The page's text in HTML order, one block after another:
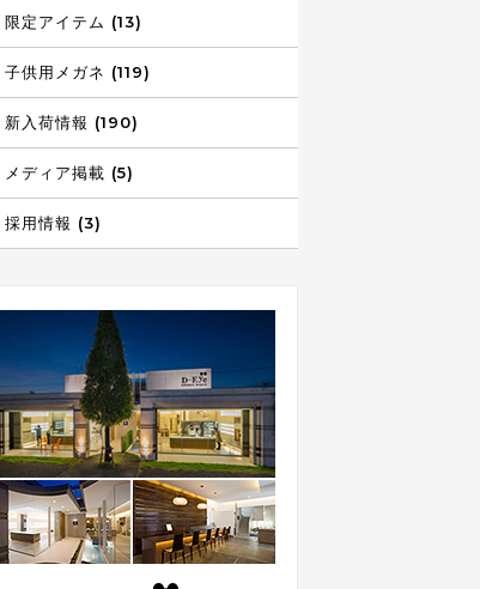
限定アイテム (13)
子供用メガネ (119)
新入荷情報 (190)
メディア掲載 (5)
採用情報 (3)